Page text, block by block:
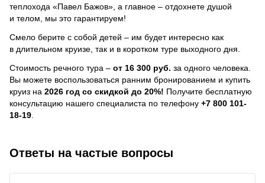
теплохода «Павел Бажов», а главное – отдохнете душой
и телом, мы это гарантируем!
Смело берите с собой детей – им будет интересно как
в длительном круизе, так и в коротком туре выходного дня.
Стоимость речного тура – от 16 300 руб. за одного человека.
Вы можете воспользоваться ранним бронированием и купить
круиз на 2026 год со скидкой до 20%! Получите бесплатную
консультацию нашего специалиста по телефону +7 800 101-
18-19
Ответы на частые вопросы